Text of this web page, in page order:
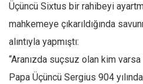
Üçüncü Sixtus bir rahibeyi
mahkemeye çıkarıldığında
alıntıyla yapmıştı:
“Aranızda suçsuz olan kim varsa
Papa Üçüncü Sergius 904